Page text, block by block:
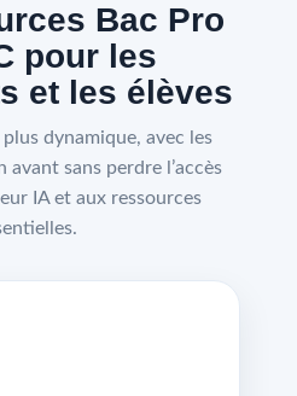
Bac Pro
pour les
et les élèves
plus dynamique, avec les
avant sans perdre l’accès
IA et aux ressources